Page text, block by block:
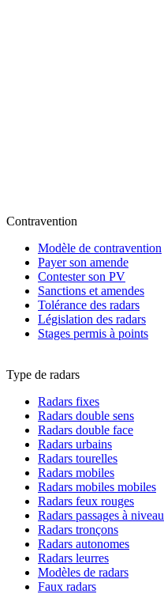
Contravention
Modèle de contravention
Payer son amende
Contester son PV
Sanctions et amendes
Tolérance des radars
Législation des radars
Stages permis à points
Type de radars
Radars fixes
Radars double sens
Radars double face
Radars urbains
Radars tourelles
Radars mobiles
Radars mobiles mobiles
Radars feux rouges
Radars passages à niveau
Radars tronçons
Radars autonomes
Radars leurres
Modèles de radars
Faux radars